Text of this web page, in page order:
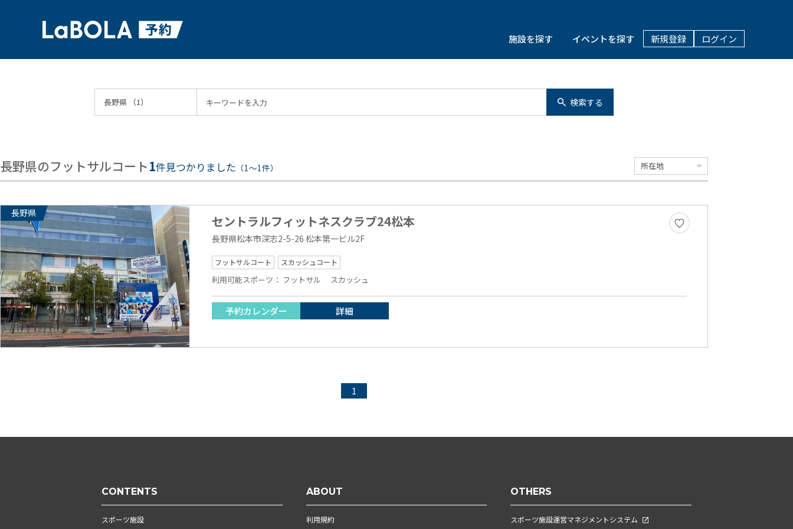
施設を探す イベントを探す 新規登録 ログイン
検索する
長野県のフットサルコート1件見つかりました （1〜1件）
長野県 セントラルフィットネスクラブ24松本
長野県松本市深志2-5-26 松本第一ビル2F
フットサルコート スカッシュコート
利用可能スポーツ： フットサル スカッシュ
予約カレンダー 詳細
1
CONTENTS
スポーツ施設
ABOUT
利用規約
OTHERS
スポーツ施設運営マネジメントシステム